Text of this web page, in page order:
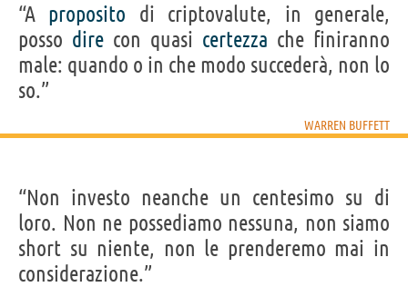
“A proposito di criptovalute, in generale,
posso dire con quasi certezza che finiranno
male: quando o in che modo succederà, non lo
so.”
WARREN BUFFETT
“Non investo neanche un centesimo su di
loro. Non ne possediamo nessuna, non siamo
short su niente, non le prenderemo mai in
considerazione.”